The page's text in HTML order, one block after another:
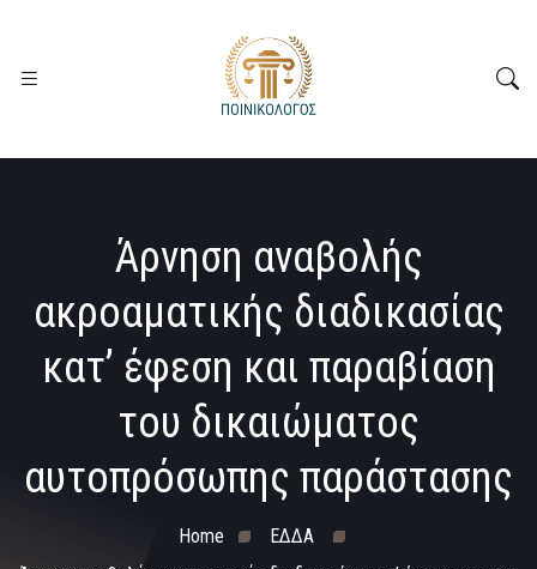
Άρνηση αναβολής
ακροαματικής διαδικασίας
κατ’ έφεση και παραβίαση
του δικαιώματος
αυτοπρόσωπης παράστασης
Home
ΕΔΔΑ